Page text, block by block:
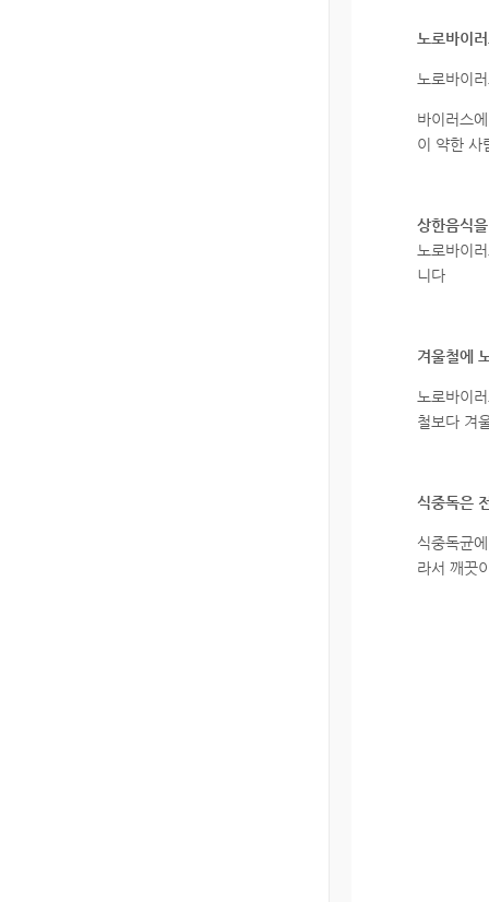
노로바이
노로바이
바이러스
이 약한 사
상한음식
노로바이
니다
겨울철에
노로바이
철보다 겨
식중독은
식중독균
라서 깨끗